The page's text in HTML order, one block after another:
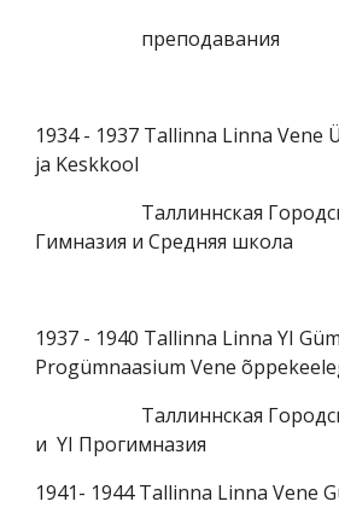
преподавания
1934 - 1937 Tallinna Linna Vene
ja Keskkool
Таллиннская
Гимназия и Средняя школа
1937 - 1940 Tallinna Linna YI
Progümnaasium Vene
Таллиннская
и YI Прогимназия
1941- 1944 Tallinna Linna Vene